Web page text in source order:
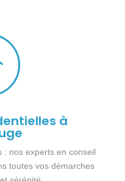
à
: nos experts en conseil
toutes vos démarches